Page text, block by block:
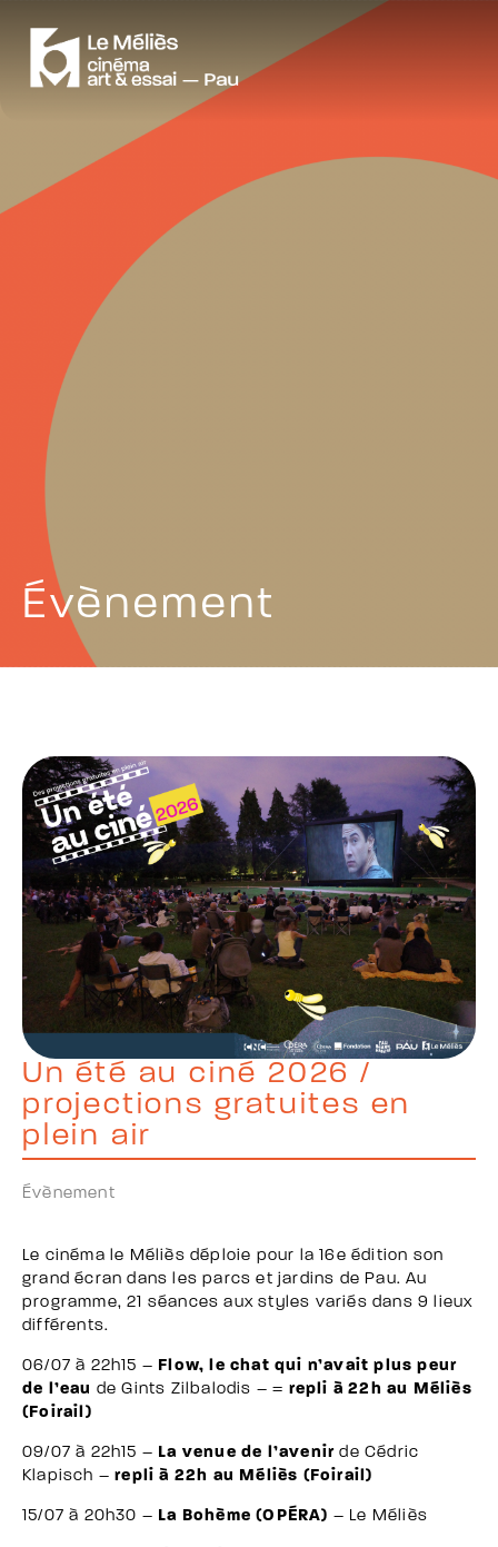
Évènement
Un été au ciné 2026 /
projections gratuites en
plein air
Évènement
Le cinéma le Méliès déploie pour la 16e édition son
grand écran dans les parcs et jardins de Pau. Au
programme, 21 séances aux styles variés dans 9 lieux
différents.
06/07 à 22h15 – Flow, le chat qui n’avait plus peur
de l’eau de Gints Zilbalodis – = repli à 22h au Méliès
(Foirail)
09/07 à 22h15 – La venue de l’avenir de Cédric
Klapisch –repli à 22h au Méliès (Foirail)
15/07 à 20h30 – La Bohème (OPÉRA) – Le Méliès